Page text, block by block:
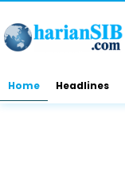
Home Headlines